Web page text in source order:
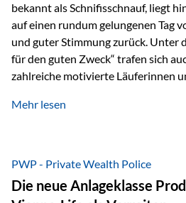
bekannt als Schnifisschnauf, liegt
auf einen rundum gelungenen Tag
und guter Stimmung zurück. Unter
für den guten Zweck“ trafen sich
zahlreiche motivierte Läuferinnen
Höchstleistungen für einen guten
Mäder gesammelt werden konnten.
Strecke mit rund 4,8 Kilometern
stellte die Teilnehmerinnen und
Mehr lesen
PWP - Private Wealth Police
Die neue Anlageklasse